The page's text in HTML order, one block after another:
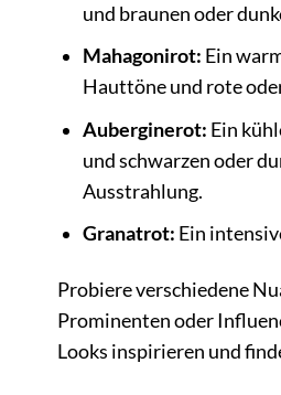
und braunen oder
Mahagonirot: Ein
Hauttöne und rote
Auberginerot: Ein
und schwarzen oder
Ausstrahlung.
Granatrot: Ein
Probiere verschiedene
Prominenten oder
Looks inspirieren und